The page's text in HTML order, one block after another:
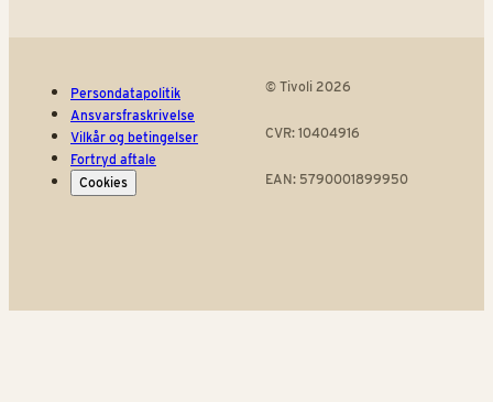
Persondatapolitik
Ansvarsfraskrivelse
Vilkår og betingelser
Fortryd aftale
Cookies
© Tivoli 2026
CVR: 10404916
EAN: 5790001899950